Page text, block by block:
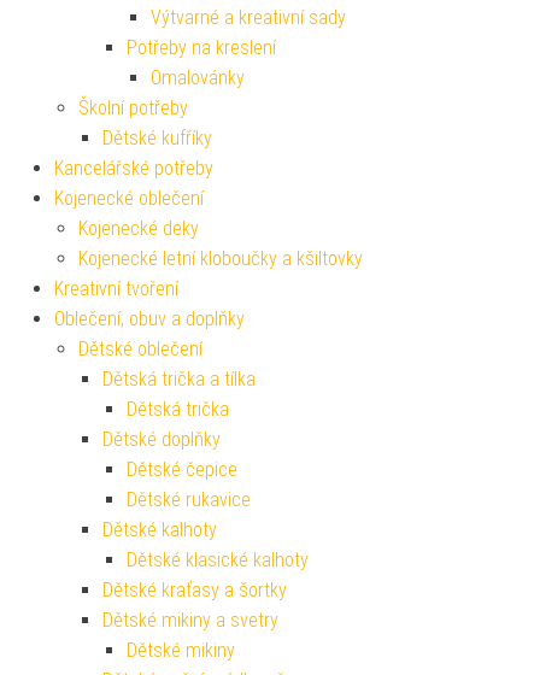
Výtvarné a kreativní sady
Potřeby na kreslení
Omalovánky
Školní potřeby
Dětské kufříky
Kancelářské potřeby
Kojenecké oblečení
Kojenecké deky
Kojenecké letní kloboučky a kšiltovky
Kreativní tvoření
Oblečení, obuv a doplňky
Dětské oblečení
Dětská trička a tílka
Dětská trička
Dětské doplňky
Dětské čepice
Dětské rukavice
Dětské kalhoty
Dětské klasické kalhoty
Dětské kraťasy a šortky
Dětské mikiny a svetry
Dětské mikiny